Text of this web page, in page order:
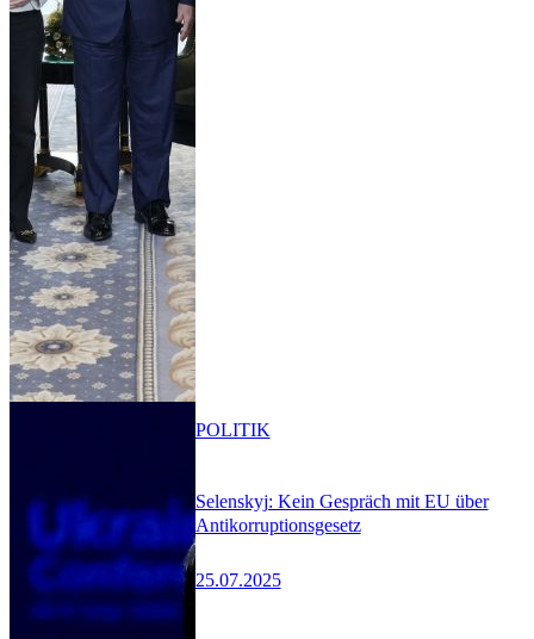
Selenskyj: Kein Gespräch mit EU über
Antikorruptionsgesetz
25.07.2025
POLITIK